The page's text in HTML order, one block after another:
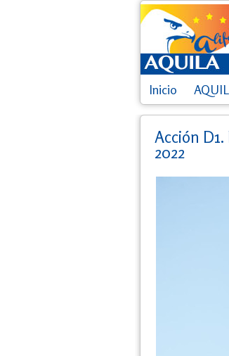
Inicio
Acción
2022